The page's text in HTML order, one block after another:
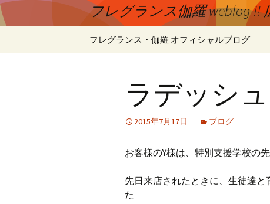
ッ
プ
フレグランス伽羅 weblog !!
フレグランス・伽羅 オフィシャルブログ
ラデッシュ
2015年7月17日 ブログ
お客様のY様は、特別支援学校の
先日来店されたときに、生徒達
た